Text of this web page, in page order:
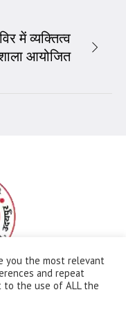
में व्यक्तित्व
आयोजित
Meera Girls
you the most relevant
and repeat
to the use of ALL the